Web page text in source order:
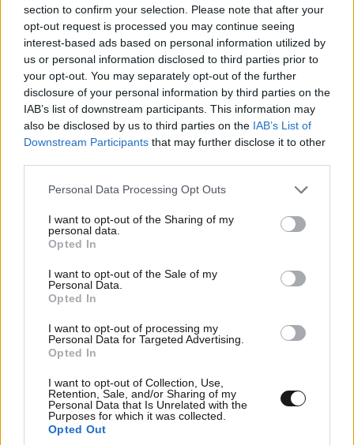
section to confirm your selection. Please note that after your
opt-out request is processed you may continue seeing
interest-based ads based on personal information utilized by
us or personal information disclosed to third parties prior to
your opt-out. You may separately opt-out of the further
disclosure of your personal information by third parties on the
IAB’s list of downstream participants. This information may
also be disclosed by us to third parties on the IAB’s List of
Downstream Participants that may further disclose it to other
Please note that this website/app uses one or more Google
not limited to your visit or usage behaviour. You may click to
grant or deny consent to Google and its third-party tags to
use your data for below specified purposes in below Google
consent section.
Personal Data Processing Opt Outs
I want to opt-out of the Sharing of my
personal data.
Opted In
I want to opt-out of the Sale of my
Personal Data.
Opted In
I want to opt-out of processing my
Personal Data for Targeted Advertising.
Opted In
I want to opt-out of Collection, Use,
Retention, Sale, and/or Sharing of my
Personal Data that Is Unrelated with the
Purposes for which it was collected.
Opted Out
Xαρακτήρες: 0/1000
Διαβάστε και ακολουθήστε τους κανόνες σχολιασμού
ΠΡΟΣΘΗΚΗ
TRENDING
LIFESTYLE06·08·2026 22:38